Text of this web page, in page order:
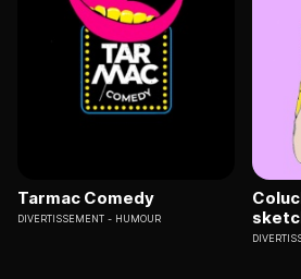
Tarmac Comedy
DIVERTISSEMENT HUMOUR